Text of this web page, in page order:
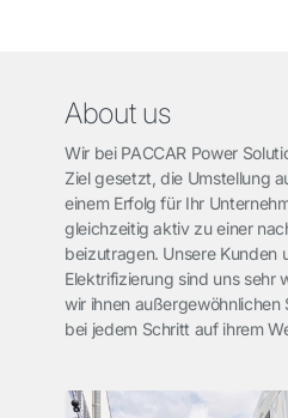
About us
Wir bei PACCAR Power
Ziel gesetzt, die Umstellung
einem Erfolg für Ihr
gleichzeitig aktiv zu einer
beizutragen. Unsere Kunden
Elektrifizierung sind uns sehr
wir ihnen außergewöhnlichen
bei jedem Schritt auf ihrem